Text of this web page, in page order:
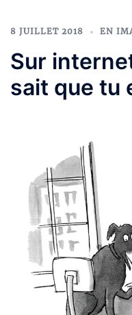
8 JUILLET 2018 EN
Sur
sait que tu